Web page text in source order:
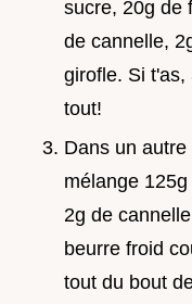
sucre, 20g de
de cannelle,
girofle. Si
tout!
Dans un
mélange
2g de
beurre froid
tout du bout